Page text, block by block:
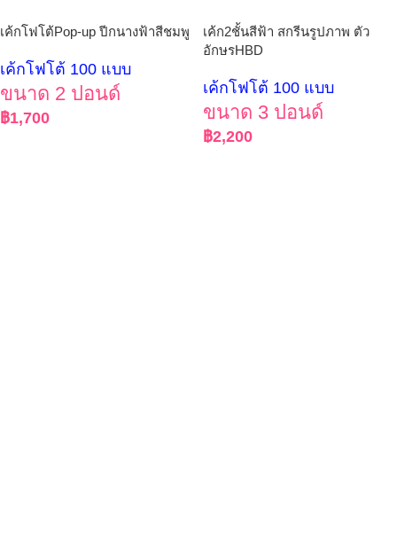
เค้กโฟโต้Pop-up ปีกนางฟ้าสีชมพู
เค้กโฟโต้ 100 แบบ
ขนาด 2 ปอนด์
฿1,700
เค้ก2ชั้นสีฟ้า สกรีนรูปภาพ ตัว
อักษรHBD
เค้กโฟโต้ 100 แบบ
ขนาด 3 ปอนด์
฿2,200